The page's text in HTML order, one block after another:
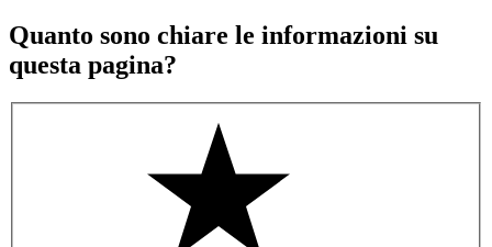
Quanto sono chiare le informazioni su
questa pagina?